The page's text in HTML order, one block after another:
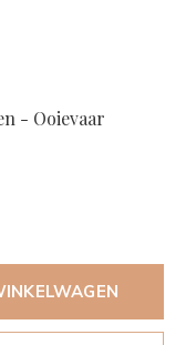
- Ooievaar